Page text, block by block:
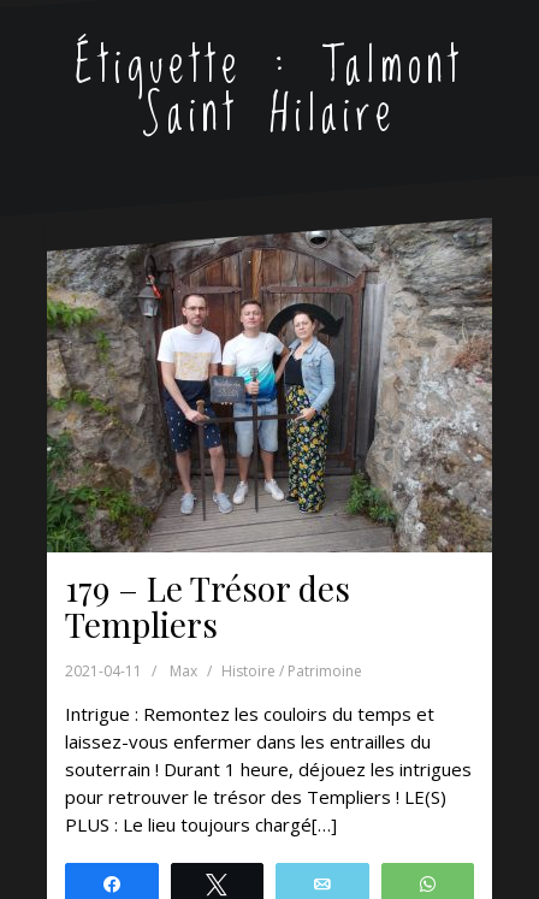
Étiquette :Talmont
Saint Hilaire
179 – Le Trésor des
Templiers
2021-04-11 Max Histoire / Patrimoine
Intrigue : Remontez les couloirs du temps et
laissez-vous enfermer dans les entrailles du
souterrain ! Durant 1 heure, déjouez les intrigues
pour retrouver le trésor des Templiers ! LE(S)
PLUS : Le lieu toujours chargé[…]